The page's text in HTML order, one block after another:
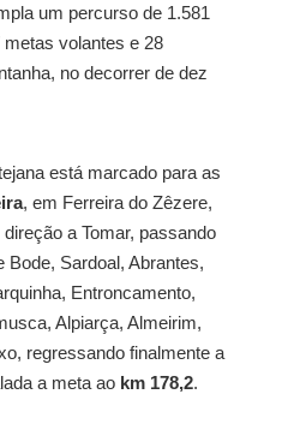
um percurso de 1.581
volantes e 28
no decorrer de dez
está marcado para as
, em Ferreira do Zêzere,
a Tomar, passando
Bode, Sardoal, Abrantes,
Entroncamento,
Alpiarça, Almeirim,
regressando finalmente a
a meta ao km 178,2.